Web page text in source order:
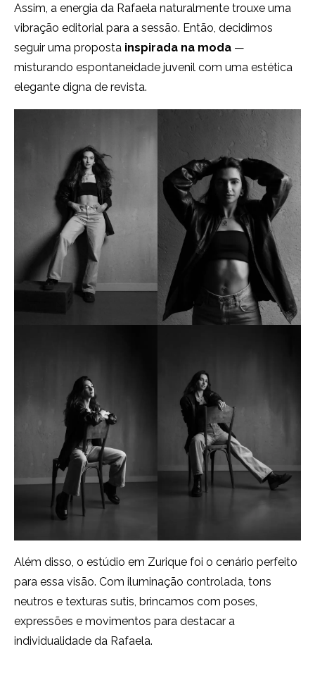
Assim, a energia da Rafaela naturalmente trouxe uma
vibração editorial para a sessão. Então, decidimos
seguir uma proposta inspirada na moda —
misturando espontaneidade juvenil com uma estética
elegante digna de revista.
Além disso, o estúdio em Zurique foi o cenário perfeito
para essa visão. Com iluminação controlada, tons
neutros e texturas sutis, brincamos com poses,
expressões e movimentos para destacar a
individualidade da Rafaela.